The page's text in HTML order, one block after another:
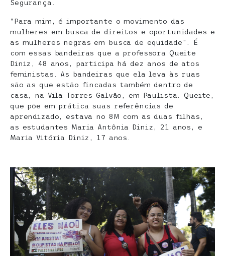
Segurança.
“Para mim, é importante o movimento das
mulheres em busca de direitos e oportunidades e
as mulheres negras em busca de equidade”. É
com essas bandeiras que a professora Queite
Diniz, 48 anos, participa há dez anos de atos
feministas. As bandeiras que ela leva às ruas
são as que estão fincadas também dentro de
casa, na Vila Torres Galvão, em Paulista. Queite,
que põe em prática suas referências de
aprendizado, estava no 8M com as duas filhas,
as estudantes Maria Antônia Diniz, 21 anos, e
Maria Vitória Diniz, 17 anos.